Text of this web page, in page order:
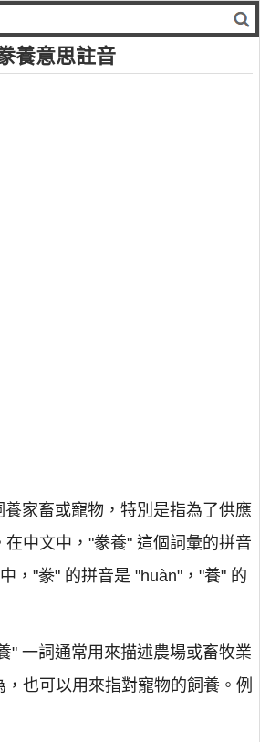
養意思註音
家畜或寵物，特別是指為了供應
在中文中，"豢養" 這個詞彙的拼音
，"豢" 的拼音是 "huàn"，"養" 的
" 一詞通常用來描述農場或畜牧業
也可以用來指對寵物的飼養。例